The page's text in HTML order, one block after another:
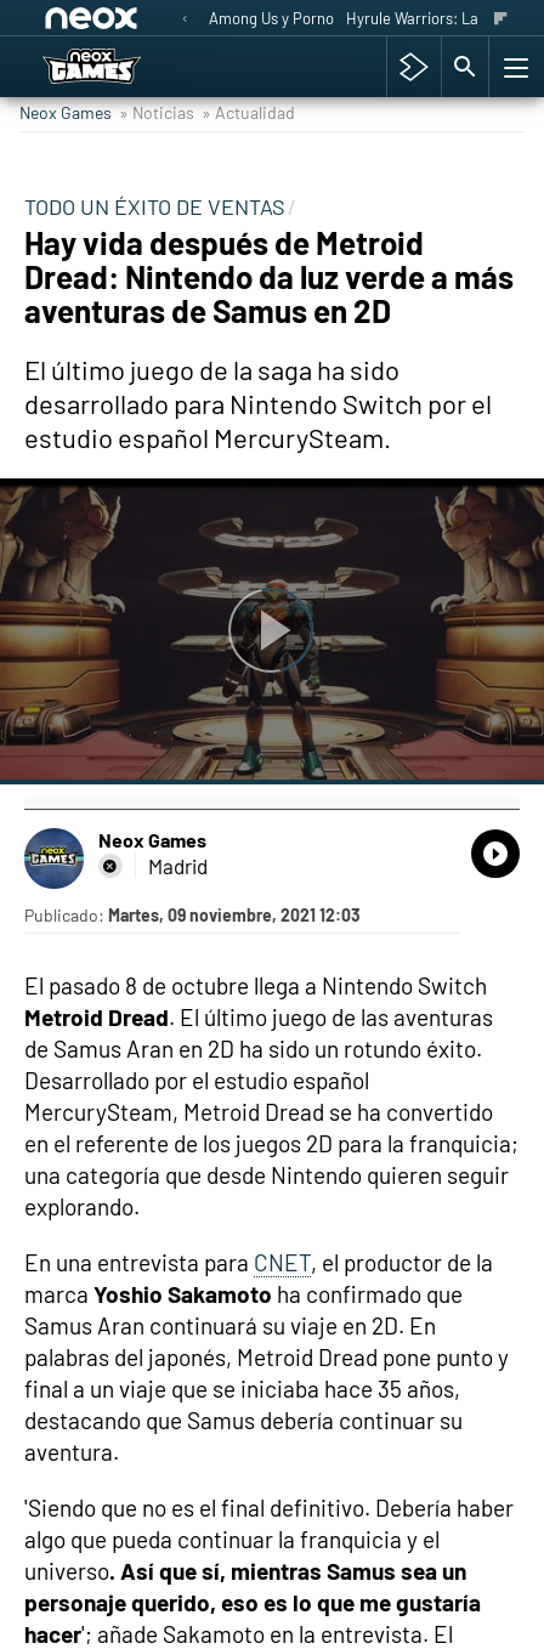
Among Us y Porno Hyrule Warriors: La Era del
Neox Games » Noticias » Actualidad
TODO UN ÉXITO DE VENTAS
Hay vida después de Metroid
Dread: Nintendo da luz verde a más
aventuras de Samus en 2D
El último juego de la saga ha sido
desarrollado para Nintendo Switch por el
estudio español MercurySteam.
Neox Games
Madrid
Publicado: Martes, 09 noviembre, 2021 12:03
El pasado 8 de octubre llega a Nintendo Switch
Metroid Dread. El último juego de las aventuras
de Samus Aran en 2D ha sido un rotundo éxito.
Desarrollado por el estudio español
MercurySteam, Metroid Dread se ha convertido
en el referente de los juegos 2D para la franquicia;
una categoría que desde Nintendo quieren seguir
explorando.
En una entrevista para CNET, el productor de la
marca Yoshio Sakamoto ha confirmado que
Samus Aran continuará su viaje en 2D. En
palabras del japonés, Metroid Dread pone punto y
final a un viaje que se iniciaba hace 35 años,
destacando que Samus debería continuar su
aventura.
'Siendo que no es el final definitivo. Debería haber
algo que pueda continuar la franquicia y el
universo. Así que sí, mientras Samus sea un
personaje querido, eso es lo que me gustaría
hacer'; añade Sakamoto en la entrevista. El